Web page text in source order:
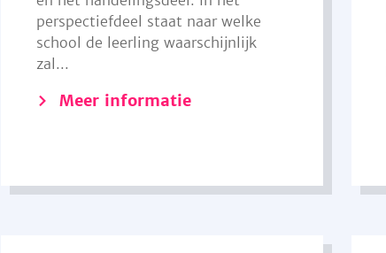
perspectiefdeel staat naar welke
school de leerling waarschijnlijk
zal...
Meer informatie